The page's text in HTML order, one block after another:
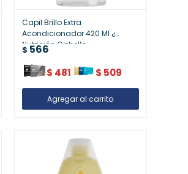
Capil Brillo Extra
Acondicionador 420 Ml ¿
Nutrición Cabello
$ 566
$ 481 $ 509